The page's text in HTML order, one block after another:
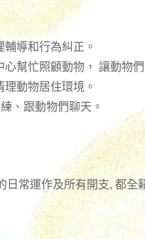
導和行為糾正。
幫忙照顧動物， 讓動物
動物居住環境。
、跟動物們聊天。
常運作及所有開支, 都